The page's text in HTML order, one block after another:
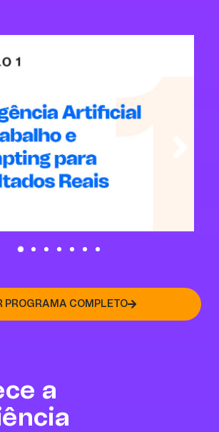
PROGRAMA COMPLETO
a